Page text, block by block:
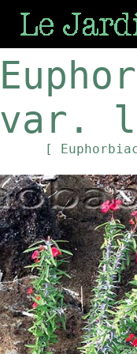
var.
[